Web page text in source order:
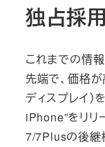
独占採
これまでの情
先端で、価格
ディスプレイ）
iPhone”をリリ
7/7Plusの後継